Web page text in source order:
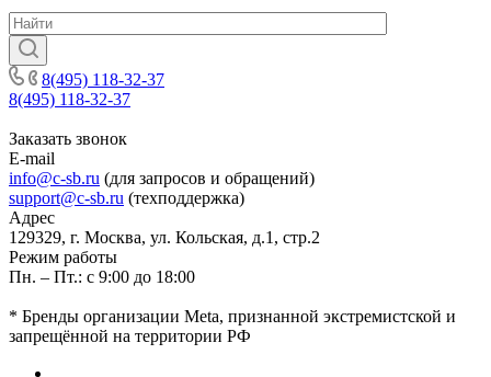
8(495) 118-32-37
8(495) 118-32-37
Заказать звонок
E-mail
info@c-sb.ru (для запросов и обращений)
support@c-sb.ru (техподдержка)
Адрес
129329, г. Москва, ул. Кольская, д.1, стр.2
Режим работы
Пн. – Пт.: с 9:00 до 18:00
* Бренды организации Meta, признанной экстремистской и
запрещённой на территории РФ